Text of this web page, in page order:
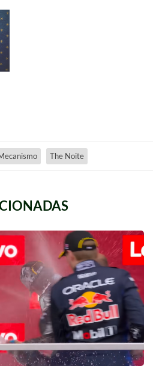
The Noite